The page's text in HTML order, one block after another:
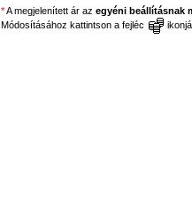
*A megjelenített ár az egyéni beállításnak
Módosításához kattintson a fejléc